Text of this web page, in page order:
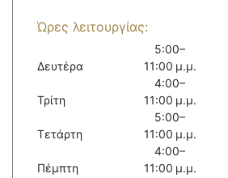
Ώρες λειτουργίας:
Δευτέρα
5:00–
11:00 μ.μ.
Τρίτη
4:00–
11:00 μ.μ.
Τετάρτη
5:00–
11:00 μ.μ.
Πέμπτη
4:00–
11:00 μ.μ.